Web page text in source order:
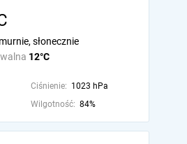
12°C
słonecznie
Ciśnienie: 1023 hPa
Wilgotność: 84%